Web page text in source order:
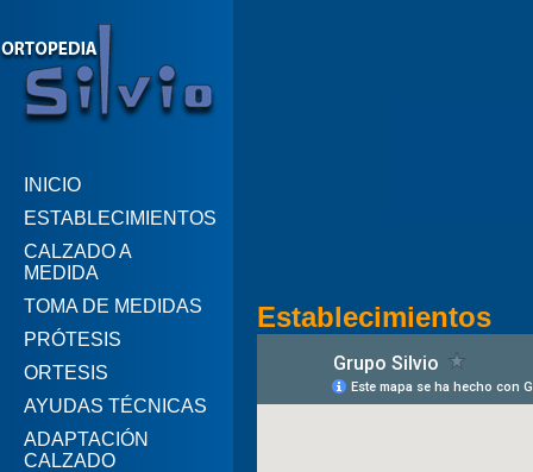
INICIO
ESTABLECIMIENTOS
CALZADO A
MEDIDA
TOMA DE MEDIDAS
PRÓTESIS
ORTESIS
AYUDAS TÉCNICAS
ADAPTACIÓN
CALZADO
Establecimientos